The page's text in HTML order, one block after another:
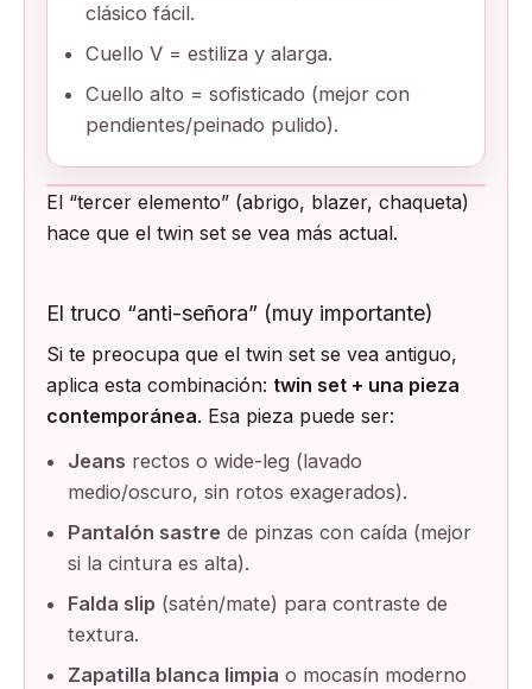
clásico fácil.
Cuello V = estiliza y alarga.
Cuello alto = sofisticado (mejor con
pendientes/peinado pulido).
El “tercer elemento” (abrigo, blazer, chaqueta)
hace que el twin set se vea más actual.
El truco “anti-señora” (muy importante)
Si te preocupa que el twin set se vea antiguo,
aplica esta combinación: twin set + una pieza
contemporánea. Esa pieza puede ser:
Jeans rectos o wide-leg (lavado
medio/oscuro, sin rotos exagerados).
Pantalón sastre de pinzas con caída (mejor
si la cintura es alta).
Falda slip (satén/mate) para contraste de
textura.
Zapatilla blanca limpia o mocasín moderno